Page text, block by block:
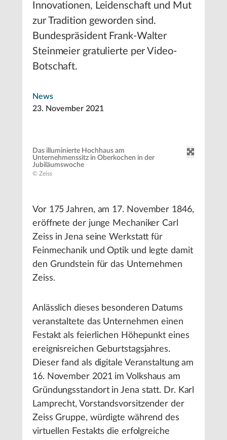
Innovationen, Leidenschaft und Mut
zur Tradition geworden sind.
Bundespräsident Frank-Walter
Steinmeier gratulierte per Video-
Botschaft.
News
23. November 2021
Das illuminierte Hochhaus am
Unternehmenssitz in Oberkochen in der
Jubiläumswoche
© Zeiss
Vor 175 Jahren, am 17. November 1846,
eröffnete der junge Mechaniker Carl
Zeiss in Jena seine Werkstatt für
Feinmechanik und Optik und legte damit
den Grundstein für das Unternehmen
Zeiss.
Anlässlich dieses besonderen Datums
veranstaltete das Unternehmen einen
Festakt als feierlichen Höhepunkt eines
ereignisreichen Geburtstagsjahres.
Dieser fand als digitale Veranstaltung am
16. November 2021 im Volkshaus am
Gründungsstandort in Jena statt. Dr. Karl
Lamprecht, Vorstandsvorsitzender der
Zeiss Gruppe, würdigte während des
virtuellen Festakts die erfolgreiche